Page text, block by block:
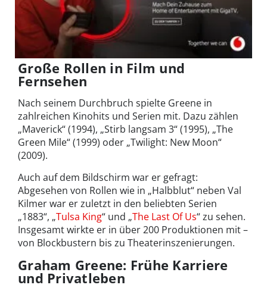
Große Rollen in Film und
Fernsehen
Nach seinem Durchbruch spielte Greene in
zahlreichen Kinohits und Serien mit. Dazu zählen
„Maverick“ (1994), „Stirb langsam 3“ (1995), „The
Green Mile“ (1999) oder „Twilight: New Moon“
(2009).
Auch auf dem Bildschirm war er gefragt:
Abgesehen von Rollen wie in „Halbblut“ neben Val
Kilmer war er zuletzt in den beliebten Serien
„1883“, „Tulsa King“ und „The Last Of Us“ zu sehen.
Insgesamt wirkte er in über 200 Produktionen mit –
von Blockbustern bis zu Theaterinszenierungen.
Graham Greene: Frühe Karriere
und Privatleben